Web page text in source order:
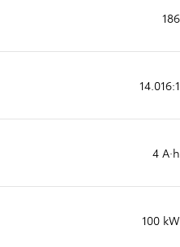
186
14.016:1
4 A·h
100 kW